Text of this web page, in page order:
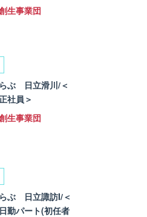
生事業団
ぶ 日立滑川/＜
社員＞
生事業団
ぶ 日立諏訪I/＜
勤パート(初任者